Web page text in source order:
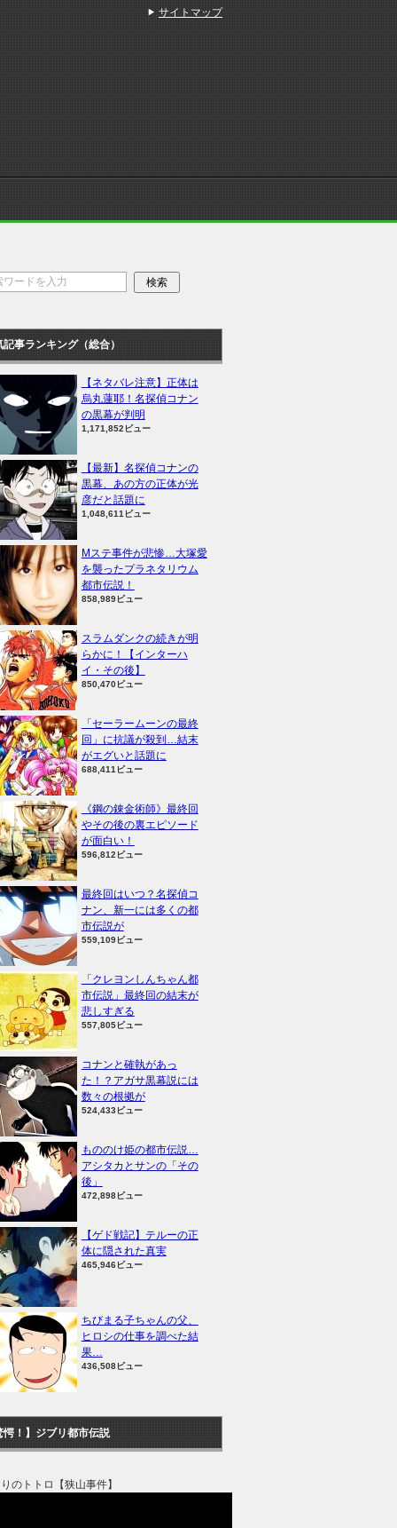
記事ランキング（総合）
【ネタバレ注意】正体は
烏丸蓮耶！名探偵コナン
の黒幕が判明
1,171,852ビュー
【最新】名探偵コナンの
黒幕、あの方の正体が光
彦だと話題に
1,048,611ビュー
Mステ事件が悲惨…大塚愛
を襲ったプラネタリウム
都市伝説！
858,989ビュー
スラムダンクの続きが明
らかに！【インターハ
イ・その後】
850,470ビュー
「セーラームーンの最終
回」に抗議が殺到…結末
がエグいと話題に
688,411ビュー
《鋼の錬金術師》最終回
やその後の裏エピソード
が面白い！
596,812ビュー
最終回はいつ？名探偵コ
ナン、新一には多くの都
市伝説が
559,109ビュー
「クレヨンしんちゃん都
市伝説」最終回の結末が
悲しすぎる
557,805ビュー
コナンと確執があっ
た！？アガサ黒幕説には
数々の根拠が
524,433ビュー
もののけ姫の都市伝説…
アシタカとサンの「その
後」
472,898ビュー
【ゲド戦記】テルーの正
体に隠された真実
465,946ビュー
ちびまる子ちゃんの父、
ヒロシの仕事を調べた結
果…
436,508ビュー
愕！】ジブリ都市伝説
のトトロ【狭山事件】
サイトマップ